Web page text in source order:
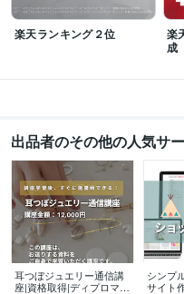
Word:10年BASE:10年Shopify:10
freee:3年弥生会計:3年Google
Web制作・HP作成・EC構築
ライティング・翻訳 オンライン
ネットショップ 英語 英会話
カウンセリング
Webデザイン
学歴
Ability English Sydney 2015年
Australian Pacific college
語学力
英語 ビジネスレベル
楽天ランキング２位
楽
成
出品者のその他の人気サ
耳つぼジュエリー通信講
座|資格取得|ディプロマま
シンプ
サイト